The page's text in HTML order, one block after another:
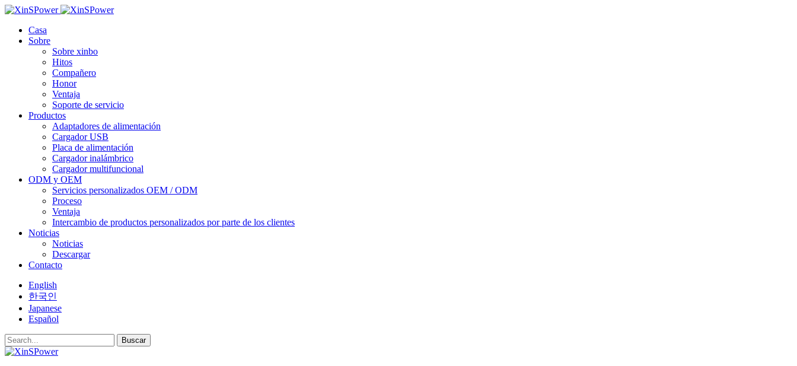
Casa
Sobre
Sobre xinbo
Hitos
Compañero
Honor
Ventaja
Soporte de servicio
Productos
Adaptadores de alimentación
Cargador USB
Placa de alimentación
Cargador inalámbrico
Cargador multifuncional
ODM y OEM
Servicios personalizados OEM / ODM
Proceso
Ventaja
Intercambio de productos personalizados por parte de los clientes
Noticias
Noticias
Descargar
Contacto
English
한국인
Japanese
Español
Buscar